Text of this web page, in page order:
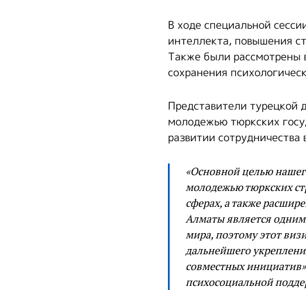
В ходе специальной
интеллекта, повышения
Также были рассмотрены
сохранения
Представители
молодежью тюркских
развитии
«Основной целью
молодежью тюркских
сферах, а также
Алматы является
мира, поэтому этот
дальнейшего
совместных
психосоциальной